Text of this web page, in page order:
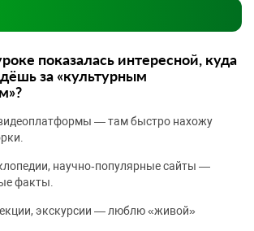
показалась интересной, куда
за «культурным
видеоплатформы — там быстро нахожу
научно‑популярные сайты —
факты.
экскурсии — люблю «живой»